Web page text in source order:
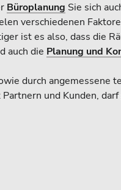
Büroplanung Sie sich
verschiedenen
ist es also, dass die
auch die Planung und
durch angemessene
Partnern und Kunden, darf